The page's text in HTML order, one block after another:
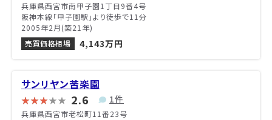
兵庫県西宮市南甲子園1丁目9番4号
阪神本線「甲子園駅」より徒歩で11分
2005年2月(築21年)
売買価格相場
4,143万円
サンリヤン苦楽園
2.6 1件
兵庫県西宮市老松町11番23号